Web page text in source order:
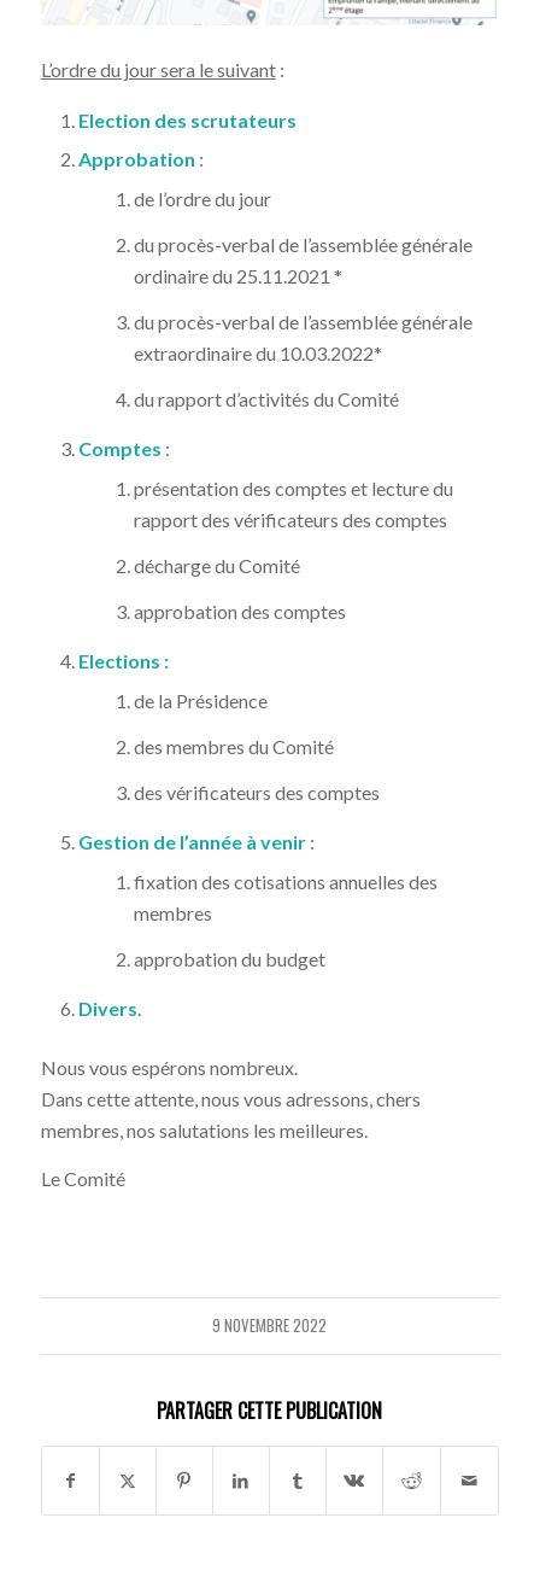
L’ordre du jour sera le suivant:
Election des scrutateurs
Approbation :
de l’ordre du jour
du procès-verbal de l’assemblée générale
ordinaire du 25.11.2021 *
du procès-verbal de l’assemblée générale
extraordinaire du 10.03.2022*
du rapport d’activités du Comité
Comptes :
présentation des comptes et lecture du
rapport des vérificateurs des comptes
décharge du Comité
approbation des comptes
Elections :
de la Présidence
des membres du Comité
des vérificateurs des comptes
Gestion de l’année à venir:
fixation des cotisations annuelles des
membres
approbation du budget
Divers.
Nous vous espérons nombreux.
Dans cette attente, nous vous adressons, chers
membres, nos salutations les meilleures.
Le Comité
9 NOVEMBRE 2022
PARTAGER CETTE PUBLICATION